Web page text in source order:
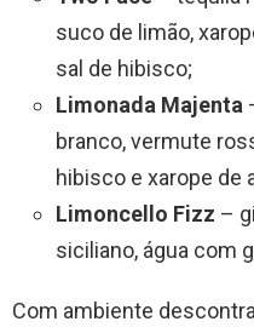
suco de limão,
sal de hibisco;
Limonada Majenta
branco, vermute
hibisco e xarope de
Limoncello Fizz –
siciliano, água com
Com ambiente